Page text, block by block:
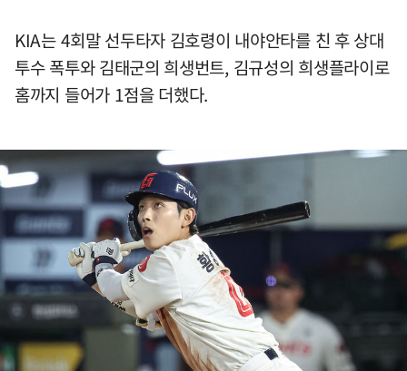
KIA는 4회말 선두타자 김호령이 내야안타를 친 후 상대
투수 폭투와 김태군의 희생번트, 김규성의 희생플라이로
홈까지 들어가 1점을 더했다.